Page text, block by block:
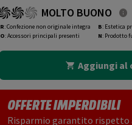
MOLTO BUONO
R: Confezione non originale integra
O: Accessori principali presenti
B: Estetica
N: Prodotto
Aggiungi al
OFFERTE IMPERDIBILI
Risparmio garantito rispetto